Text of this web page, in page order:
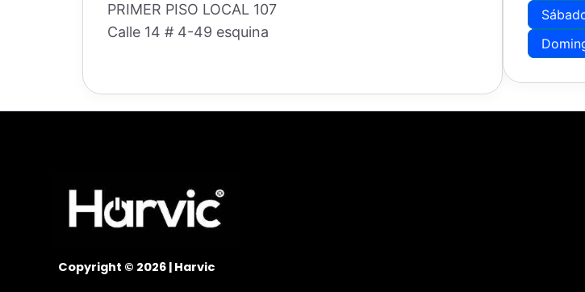
PRIMER PISO LOCAL 107
Calle 14 # 4-49 esquina
Copyright © 2026 | Harvic